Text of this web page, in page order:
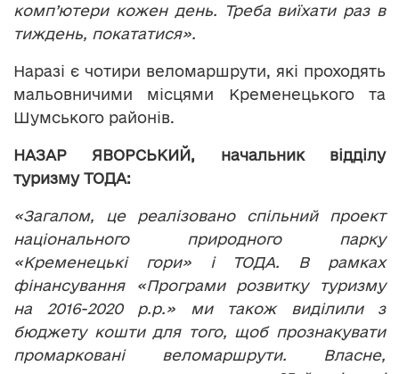
комп’ютери кожен день. Треба виїхати раз в
тиждень, покататися».
Наразі є чотири веломаршрути, які проходять
мальовничими місцями Кременецького та
Шумського районів.
НАЗАР ЯВОРСЬКИЙ, начальник відділу
туризму ТОДА:
«Загалом, це реалізовано спільний проект
національного природного парку
«Кременецькі гори» і ТОДА. В рамках
фінансування «Програми розвитку туризму
на 2016-2020 р.р.» ми також виділили з
бюджету кошти для того, щоб прознакувати
промарковані веломаршрути. Власне,